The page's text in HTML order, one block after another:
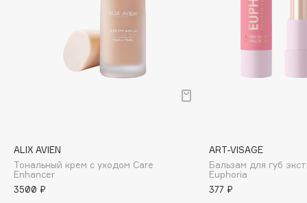
Clinique
Clive Christian
Club De Nuit
ALIX AVIEN
Тональный крем с уходом Care
Еnhancer
3500 ₽
ART-VISAGE
Бальзам для губ
Euphoria
377 ₽